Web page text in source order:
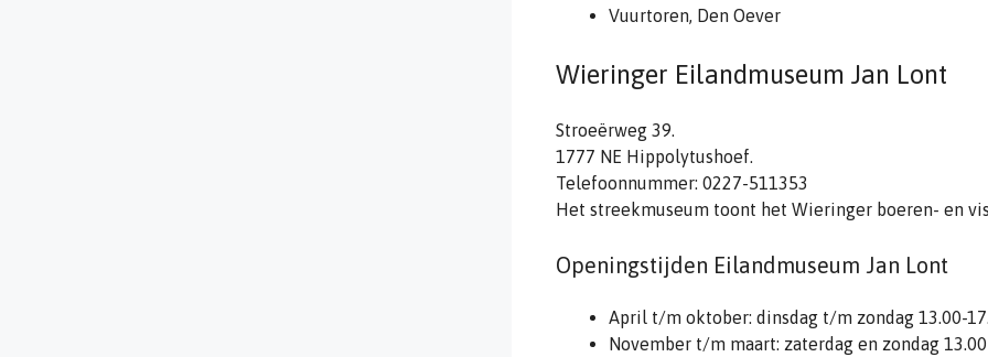
Vuurtoren, Den Oever
Wieringer Eilandmuseum Jan Lont
Stroeërweg 39.
1777 NE Hippolytushoef.
Telefoonnummer: 0227-511353
Het streekmuseum toont het Wieringer boeren- en
Openingstijden Eilandmuseum Jan Lont
April t/m oktober: dinsdag t/m zondag 13.00-
November t/m maart: zaterdag en zondag